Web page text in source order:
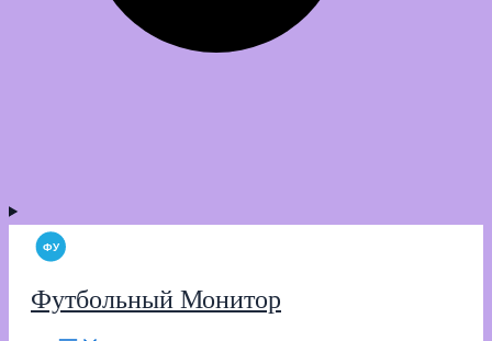
Футбольный Монитор